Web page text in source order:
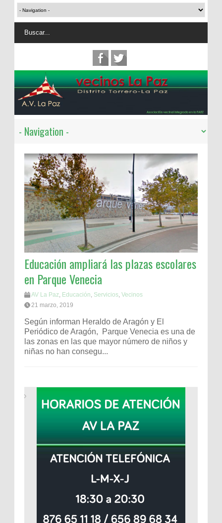
Educación ampliará las plazas escolares
en Parque Venecia
AV La Paz, Educación, Servicios, Vecinos
21 marzo, 2019
Según informan Heraldo de Aragón y El
Periódico de Aragón, Parque Venecia es una de
las zonas en las que mayor número de niños y
niñas no han consegu...